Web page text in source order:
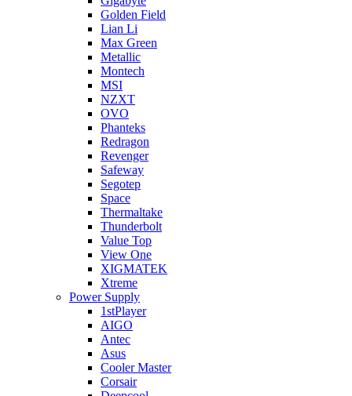
Golden Field
Lian Li
Max Green
Metallic
Montech
MSI
NZXT
OVO
Phanteks
Redragon
Revenger
Safeway
Segotep
Space
Thermaltake
Thunderbolt
Value Top
View One
XIGMATEK
Xtreme
Power Supply
1stPlayer
AIGO
Antec
Asus
Cooler Master
Corsair